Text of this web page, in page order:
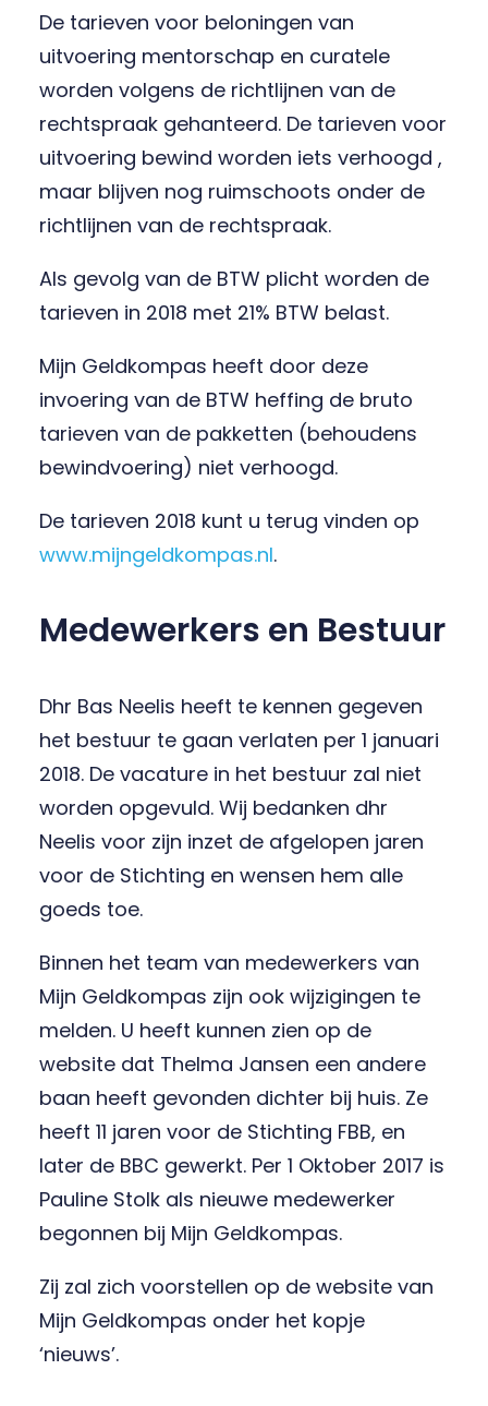
De tarieven voor beloningen van
uitvoering mentorschap en curatele
worden volgens de richtlijnen van de
rechtspraak gehanteerd. De tarieven voor
uitvoering bewind worden iets verhoogd ,
maar blijven nog ruimschoots onder de
richtlijnen van de rechtspraak.
Als gevolg van de BTW plicht worden de
tarieven in 2018 met 21% BTW belast.
Mijn Geldkompas heeft door deze
invoering van de BTW heffing de bruto
tarieven van de pakketten (behoudens
bewindvoering) niet verhoogd.
De tarieven 2018 kunt u terug vinden op
www.mijngeldkompas.nl.
Medewerkers en Bestuur
Dhr Bas Neelis heeft te kennen gegeven
het bestuur te gaan verlaten per 1 januari
2018. De vacature in het bestuur zal niet
worden opgevuld. Wij bedanken dhr
Neelis voor zijn inzet de afgelopen jaren
voor de Stichting en wensen hem alle
goeds toe.
Binnen het team van medewerkers van
Mijn Geldkompas zijn ook wijzigingen te
melden. U heeft kunnen zien op de
website dat Thelma Jansen een andere
baan heeft gevonden dichter bij huis. Ze
heeft 11 jaren voor de Stichting FBB, en
later de BBC gewerkt. Per 1 Oktober 2017 is
Pauline Stolk als nieuwe medewerker
begonnen bij Mijn Geldkompas.
Zij zal zich voorstellen op de website van
Mijn Geldkompas onder het kopje
‘nieuws’.